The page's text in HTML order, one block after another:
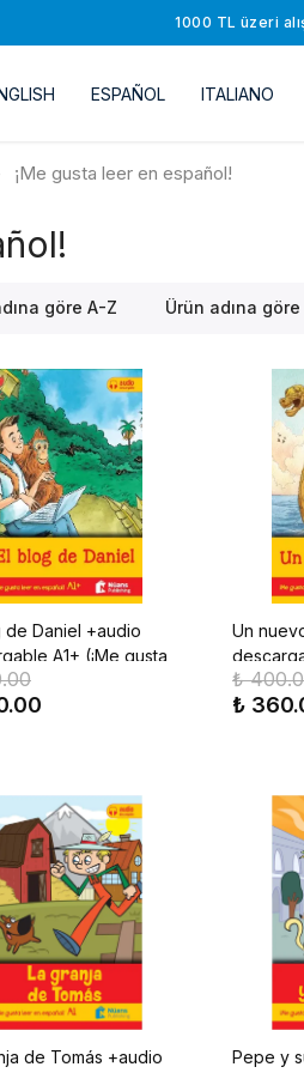
1000 TL üzeri
ESPAÑOL ITALIANO
¡Me gusta leer en español!
göre A-Z Ürün adına göre
de Daniel +audio
A1+ (¡Me gusta
Un
leer en
₺
₺
de Tomás +audio
Pepe y